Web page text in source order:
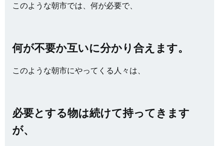
このような朝市では、何が必要で、
何が不要か互いに分かり合えます。
このような朝市にやってくる人々は、
必要とする物は続けて持ってきます
が、